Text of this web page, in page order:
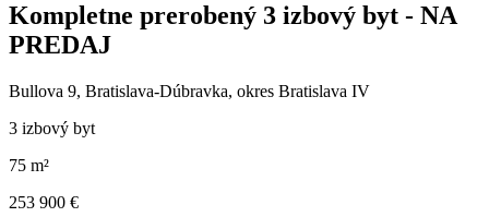
Kompletne prerobený 3 izbový byt - NA
PREDAJ
Bullova 9, Bratislava-Dúbravka, okres Bratislava IV
3 izbový byt
75 m²
253 900 €